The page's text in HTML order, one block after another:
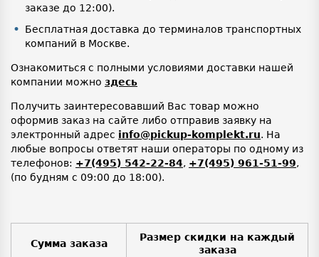
заказе до 12:00).
Бесплатная доставка до терминалов транспортных
компаний в Москве.
Ознакомиться с полными условиями доставки нашей
компании можно здесь
Получить заинтересовавший Вас товар можно
оформив заказ на сайте либо отправив заявку на
электронный адрес info@pickup-komplekt.ru. На
любые вопросы ответят наши операторы по одному из
телефонов: +7(495) 542-22-84, +7(495) 961-51-99,
(по будням с 09:00 до 18:00).
Сумма заказа
Размер скидки на каждый
заказа